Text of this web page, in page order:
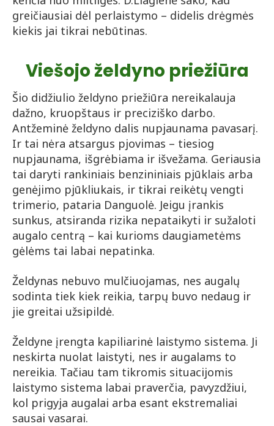
greičiausiai dėl perlaistymo – didelis drėgmės
kiekis jai tikrai nebūtinas.
Viešojo želdyno priežiūra
Šio didžiulio želdyno priežiūra nereikalauja
dažno, kruopštaus ir preciziško darbo.
Antžeminė želdyno dalis nupjaunama pavasarį.
Ir tai nėra atsargus pjovimas – tiesiog
nupjaunama, išgrėbiama ir išvežama. Geriausia
tai daryti rankiniais benzininiais pjūklais arba
genėjimo pjūkliukais, ir tikrai reikėtų vengti
trimerio, pataria Danguolė. Jeigu įrankis
sunkus, atsiranda rizika nepataikyti ir sužaloti
augalo centrą – kai kurioms daugiametėms
gėlėms tai labai nepatinka.
Želdynas nebuvo mulčiuojamas, nes augalų
sodinta tiek kiek reikia, tarpų buvo nedaug ir
jie greitai užsipildė.
Želdyne įrengta kapiliarinė laistymo sistema. Ji
neskirta nuolat laistyti, nes ir augalams to
nereikia. Tačiau tam tikromis situacijomis
laistymo sistema labai praverčia, pavyzdžiui,
kol prigyja augalai arba esant ekstremaliai
sausai vasarai.